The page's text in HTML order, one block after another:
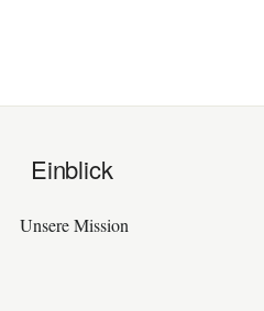
Einblick
Unsere Mission